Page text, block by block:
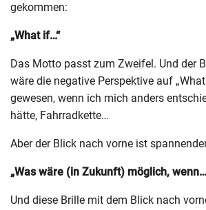
gekommen:
„What if…“
Das Motto passt zum Zweifel. Und der
wäre die negative Perspektive auf
gewesen, wenn ich mich anders
hätte, Fahrradkette…
Aber der Blick nach vorne ist
„Was wäre (in Zukunft) möglich,
Und diese Brille mit dem Blick nach